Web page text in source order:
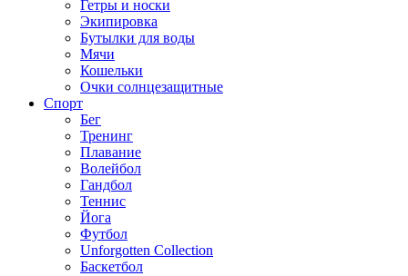
Гетры и носки
Экипировка
Бутылки для воды
Мячи
Кошельки
Очки солнцезащитные
Спорт
Бег
Тренинг
Плавание
Волейбол
Гандбол
Теннис
Йога
Футбол
Unforgotten Collection
Баскетбол